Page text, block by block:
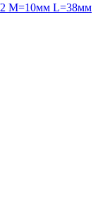
2 М=10мм L=38мм